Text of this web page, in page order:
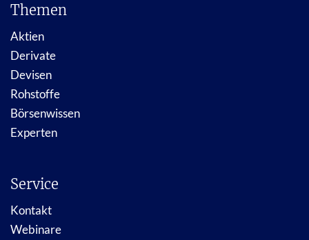
Themen
Aktien
Derivate
Devisen
Rohstoffe
Börsenwissen
Experten
Service
Kontakt
Webinare